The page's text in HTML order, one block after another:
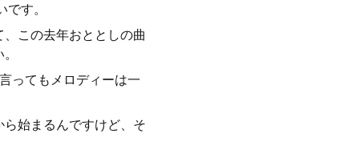
す。
この去年おととしの曲
ってもメロディーは一
始まるんですけど、そ